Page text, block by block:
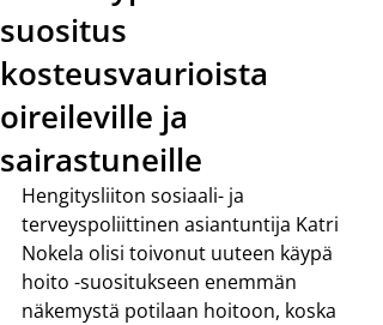
suositus
kosteusvaurioista
oireileville ja
sairastuneille
Hengitysliiton sosiaali- ja
terveyspoliittinen asiantuntija Katri
Nokela olisi toivonut uuteen käypä
hoito -suositukseen enemmän
näkemystä potilaan hoitoon, koska